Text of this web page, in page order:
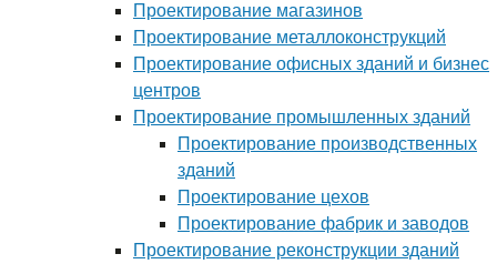
Проектирование магазинов
Проектирование металлоконструкций
Проектирование офисных зданий и бизнес
центров
Проектирование промышленных зданий
Проектирование производственных
зданий
Проектирование цехов
Проектирование фабрик и заводов
Проектирование реконструкции зданий